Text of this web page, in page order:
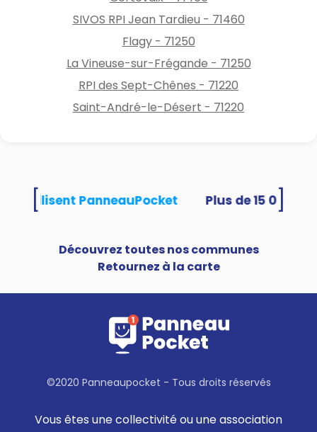
SIVOS RPI Jean Tardieu - 71460
Flagy - 71250
La Vineuse-sur-Frégande - 71250
RPI des Sept-Chênes - 71220
Saint-André-le-Désert - 71220
utilisent PanneauPocket
Découvrez toutes nos communes
Retournez à la carte
©2020 Panneaupocket - Tous droits réservés
Vous êtes une collectivité ou une association